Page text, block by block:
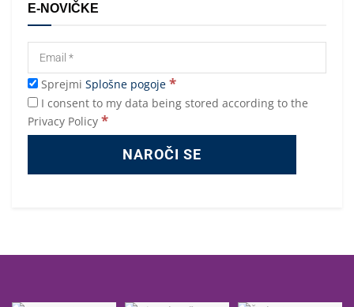
E-NOVIČKE
Sprejmi Splošne pogoje *
I consent to my data being stored according to the
Privacy Policy *